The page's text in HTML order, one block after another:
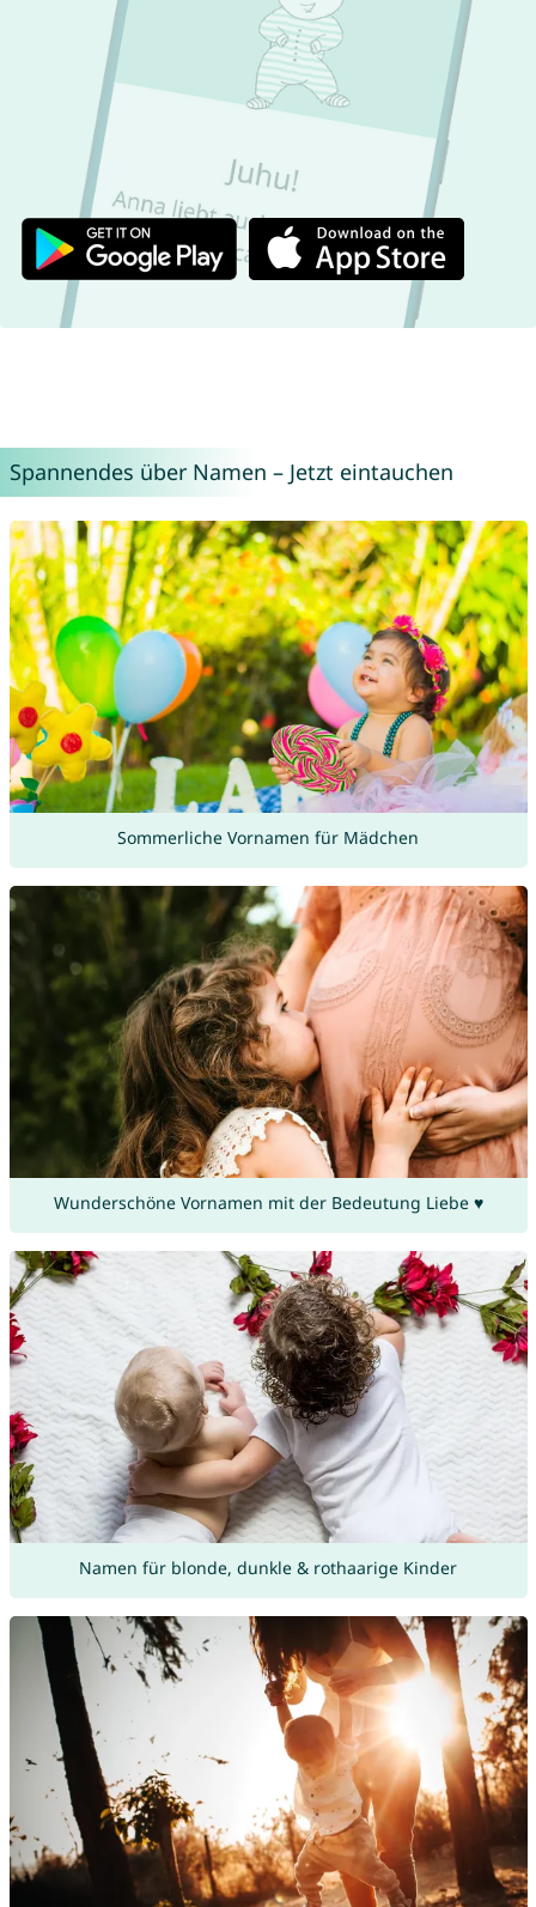
Spannendes über Namen – Jetzt eintauchen
Sommerliche Vornamen für Mädchen
Wunderschöne Vornamen mit der Bedeutung Liebe ♥
Namen für blonde, dunkle & rothaarige Kinder